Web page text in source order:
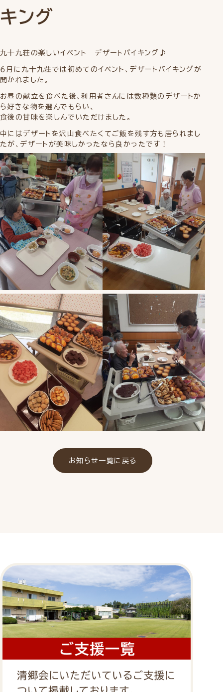
キング
九十九荘の楽しいイベント デザートバイキング♪
６月に九十九荘では初めてのイベント、デザートバイキングが
開かれました。
お昼の献立を食べた後、利用者さんには数種類のデザートか
ら好きな物を選んでもらい、
食後の甘味を楽しんでいただけました。
中にはデザートを沢山食べたくてご飯を残す方も居られまし
たが、デザートが美味しかったなら良かったです！
お知らせ一覧に戻る